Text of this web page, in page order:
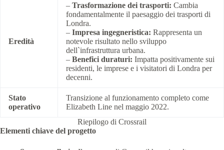
Eredità
– Trasformazione dei trasporti: Cambia
fondamentalmente il paesaggio dei trasporti di
Londra.
– Impresa ingegneristica: Rappresenta un
notevole risultato nello sviluppo
dell`infrastruttura urbana.
– Benefici duraturi: Impatta positivamente sui
residenti, le imprese e i visitatori di Londra per
decenni.
Stato
operativo
Transizione al funzionamento completo come
Elizabeth Line nel maggio 2022.
Riepilogo di Crossrail
Elementi chiave del progetto